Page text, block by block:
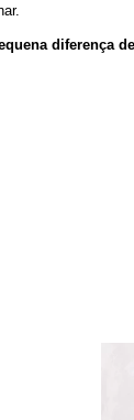
diferença